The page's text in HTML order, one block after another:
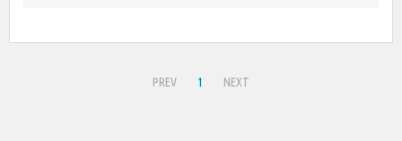
PREV 1 NEXT